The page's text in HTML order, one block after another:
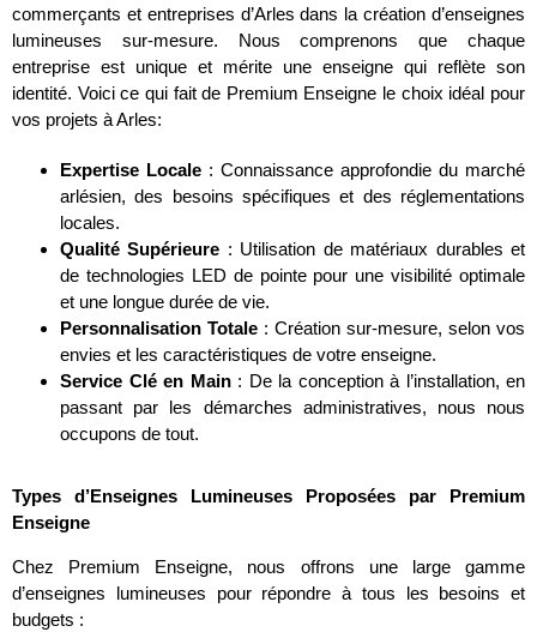
commerçants et entreprises d’Arles dans la création d’enseignes
lumineuses sur-mesure. Nous comprenons que chaque
entreprise est unique et mérite une enseigne qui reflète son
identité. Voici ce qui fait de Premium Enseigne le choix idéal pour
vos projets à Arles:
Expertise Locale : Connaissance approfondie du marché
arlésien, des besoins spécifiques et des réglementations
locales.
Qualité Supérieure : Utilisation de matériaux durables et
de technologies LED de pointe pour une visibilité optimale
et une longue durée de vie.
Personnalisation Totale : Création sur-mesure, selon vos
envies et les caractéristiques de votre enseigne.
Service Clé en Main: De la conception à l’installation, en
passant par les démarches administratives, nous nous
occupons de tout.
Types d’Enseignes Lumineuses Proposées par Premium
Enseigne
Chez Premium Enseigne, nous offrons une large gamme
d’enseignes lumineuses pour répondre à tous les besoins et
budgets :